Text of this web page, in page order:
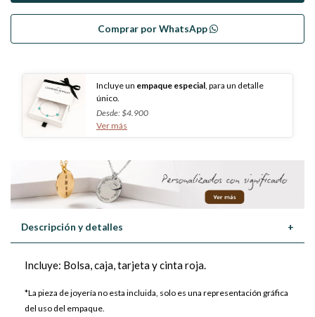
Comprar por WhatsApp
Incluye un empaque especial , para un detalle
único.
Desde: $4.900
Ver más
Descripción y detalles +
Incluye: Bolsa, caja, tarjeta y cinta roja.
*La pieza de joyería no esta incluida, solo es una representación gráfica
del uso del empaque.